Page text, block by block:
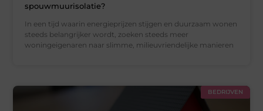
spouwmuurisolatie?
In een tijd waarin energieprijzen stijgen en duurzaam wonen
steeds belangrijker wordt, zoeken steeds meer
woningeigenaren naar slimme, milieuvriendelijke manieren
BEDRIJVEN